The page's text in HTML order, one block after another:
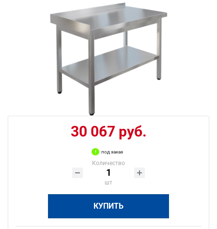
30 067 руб.
под заказ
Количество
шт
КУПИТЬ